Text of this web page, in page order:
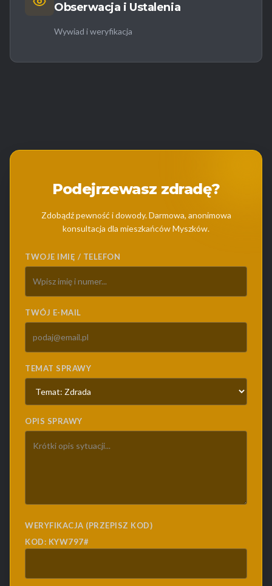
Obserwacja i Ustalenia
Wywiad i weryfikacja
Podejrzewasz zdradę?
Zdobądź pewność i dowody. Darmowa, anonimowa
konsultacja dla mieszkańców Myszków.
TWOJE IMIĘ / TELEFON
TWÓJ E-MAIL
TEMAT SPRAWY
OPIS SPRAWY
WERYFIKACJA (PRZEPISZ KOD)
KOD: KYW797#